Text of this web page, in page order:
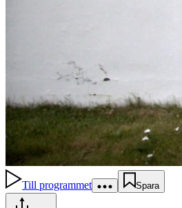
Till programmet Spara